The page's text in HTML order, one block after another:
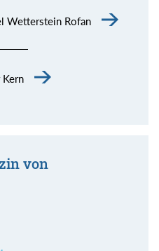
Wetterstein Rofan
Kern
von